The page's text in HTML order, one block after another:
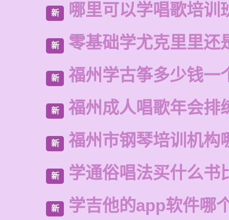
新 哪里可以学唱歌培训
新 零基础学尤克里里还
新 福州学古筝多少钱一
新 福州成人唱歌年会排
新 福州市钢琴培训机构
新 学通俗唱法买什么书
新 学吉他的app软件哪